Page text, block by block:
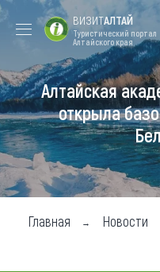
Форум VISIT
ALTAI
Туры
Где побывать
Чем заняться
ВИЗИТАЛТАЙ
Туристический портал
Алтайского края
Алтайская
открыла
Главная Новости